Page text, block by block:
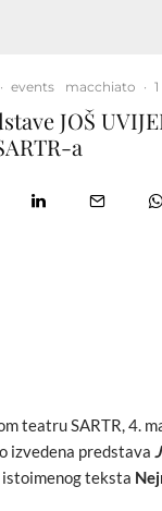
· events macchiato ·
JOŠ
a
teatru SARTR, 4.
izvedena predstava
teksta